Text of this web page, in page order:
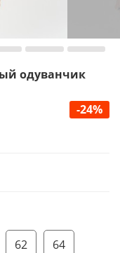
одуванчик
-24%
62 64